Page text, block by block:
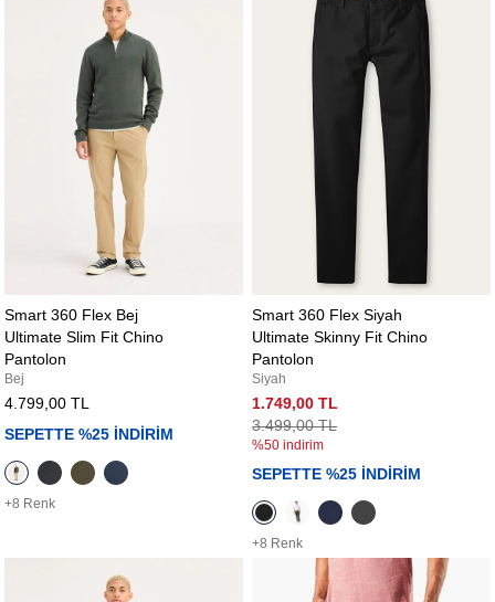
+8 Renk
Smart 360 Flex Bej
Ultimate Slim Fit Chino
Pantolon
Bej
4.799,00 TL
SEPETTE %25 İNDİRİM
+8 Renk
Smart 360 Flex Siyah
Ultimate Skinny Fit Chino
Pantolon
Siyah
3.499,00 TL
1.749,00 TL
%50 indirim
SEPETTE %25 İNDİRİM